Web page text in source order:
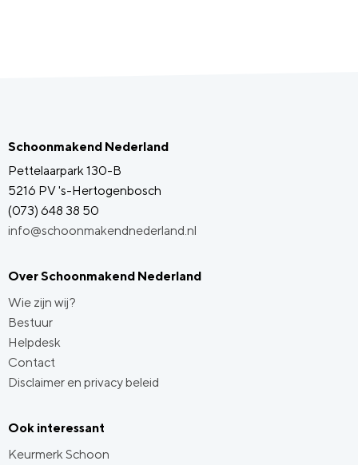
Schoonmakend Nederland
Pettelaarpark 130-B
5216 PV 's-Hertogenbosch
(073) 648 38 50
info@schoonmakendnederland.nl
Over Schoonmakend Nederland
Wie zijn wij?
Bestuur
Helpdesk
Contact
Disclaimer en privacy beleid
Ook interessant
Keurmerk Schoon